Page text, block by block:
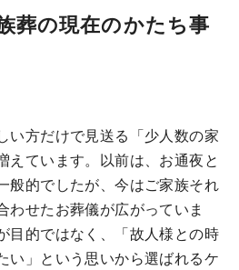
葬の現在のかたち事
い方だけで見送る「少人数の家
えています。以前は、お通夜と
般的でしたが、今はご家族それ
わせたお葬儀が広がっていま
目的ではなく、「故人様との時
い」という思いから選ばれるケ